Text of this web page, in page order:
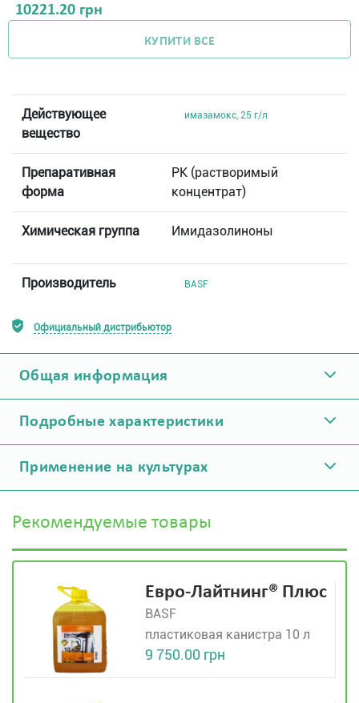
10221.20 грн
КУПИТИ ВСЕ
Действующее
вещество
имазамокс, 25 г/л
Препаративная
форма
РК (растворимый
концентрат)
Химическая группа Имидазолиноны
Производитель BASF
Официальный дистрибьютор
Общая информация
Подробные характеристики
Применение на культурах
Рекомендуемые товары
Евро-Лайтнинг® Плюс
BASF
пластиковая канистра 10 л
9 750.00 грн